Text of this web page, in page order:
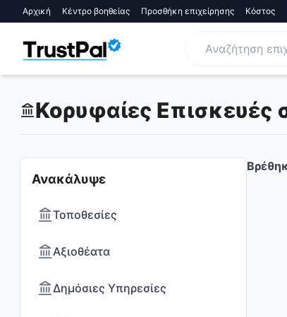
Αρχική Κέντρο βοηθείας Προσθήκη επιχείρησης Κόστος
Κορυφαίες
Ανακάλυψε
Τοποθεσίες
Αξιοθέατα
Δημόσιες Υπηρεσίες